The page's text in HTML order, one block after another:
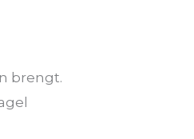
brengt.